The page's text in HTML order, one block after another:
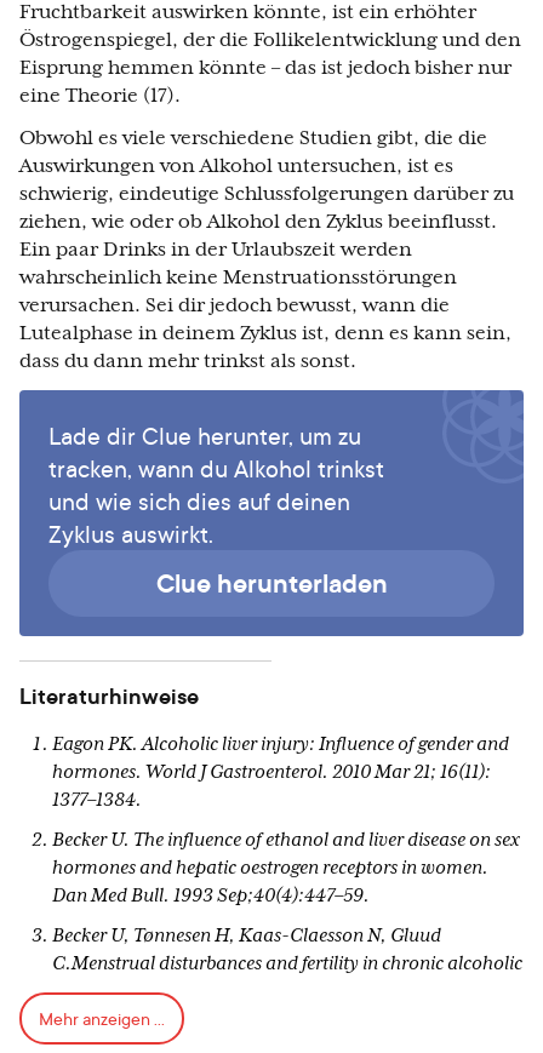
Fruchtbarkeit auswirken könnte, ist ein erhöhter
Östrogenspiegel, der die Follikelentwicklung und den
Eisprung hemmen könnte – das ist jedoch bisher nur
eine Theorie (17).
Obwohl es viele verschiedene Studien gibt, die die
Auswirkungen von Alkohol untersuchen, ist es
schwierig, eindeutige Schlussfolgerungen darüber zu
ziehen, wie oder ob Alkohol den Zyklus beeinflusst.
Ein paar Drinks in der Urlaubszeit werden
wahrscheinlich keine Menstruationsstörungen
verursachen. Sei dir jedoch bewusst, wann die
Lutealphase in deinem Zyklus ist, denn es kann sein,
dass du dann mehr trinkst als sonst.
Lade dir Clue herunter, um zu
tracken, wann du Alkohol trinkst
und wie sich dies auf deinen
Zyklus auswirkt.
Clue herunterladen
Literaturhinweise
Eagon PK. Alcoholic liver injury: Influence of gender and
hormones. World J Gastroenterol. 2010 Mar 21; 16(11):
1377–1384.
Becker U. The influence of ethanol and liver disease on sex
hormones and hepatic oestrogen receptors in women.
Dan Med Bull. 1993 Sep;40(4):447–59.
Becker U, Tønnesen H, Kaas-Claesson N, Gluud
C.Menstrual disturbances and fertility in chronic alcoholic
women. Drug Alcohol Depend. 1989 Aug;24(1):75–82.
Schliep KC, Zarek SM, Schisterman EF, Wactawski-
Mehr anzeigen ...